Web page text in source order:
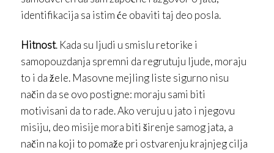
identifikacija sa istim će obaviti taj deo posla.
Hitnost. Kada su ljudi u smislu retorike i
samopouzdanja spremni da regrutuju ljude, moraju
to i da žele. Masovne mejling liste sigurno nisu
način da se ovo postigne: moraju sami biti
motivisani da to rade. Ako veruju u jato i njegovu
misiju, deo misije mora biti širenje samog jata, a
način na koji to pomaže pri ostvarenju krajnjeg cilja